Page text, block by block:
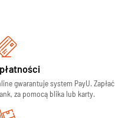
gwarantuje system PayU. Zapłać
za pomocą blika lub karty.